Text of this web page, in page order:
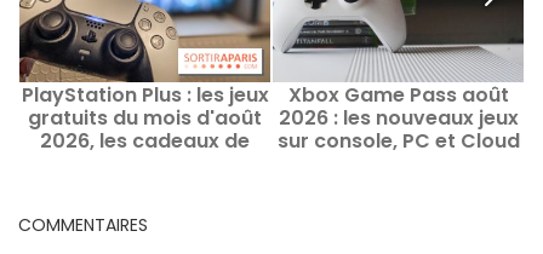
PlayStation Plus : les jeux
gratuits du mois d'août
2026, les cadeaux de
Xbox Game Pass août
2026 : les nouveaux jeux
sur console, PC et Cloud
COMMENTAIRES